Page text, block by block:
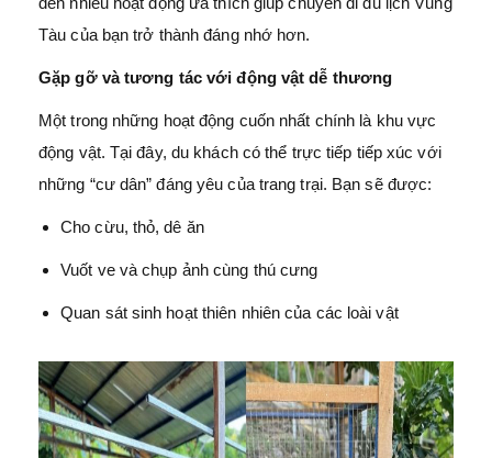
Tàu của bạn trở thành đáng nhớ hơn.
Gặp gỡ và tương tác với động vật dễ thương
Một trong những hoạt động cuốn nhất chính là khu vực
động vật. Tại đây, du khách có thể trực tiếp tiếp xúc với
những “cư dân” đáng yêu của trang trại. Bạn sẽ được:
Cho cừu, thỏ, dê ăn
Vuốt ve và chụp ảnh cùng thú cưng
Quan sát sinh hoạt thiên nhiên của các loài vật